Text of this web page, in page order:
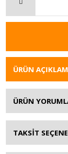
ÜRÜN
ÜRÜN
TAKSİT